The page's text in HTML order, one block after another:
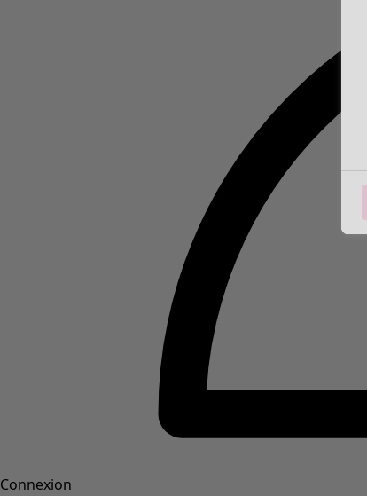
Connexion